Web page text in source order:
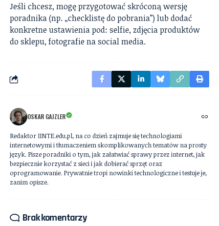
Jeśli chcesz, mogę przygotować skróconą wersję
poradnika (np. „checklistę do pobrania”) lub dodać
konkretne ustawienia pod: selfie, zdjęcia produktów
do sklepu, fotografie na social media.
OSKAR GAJZLER
Redaktor IINTE.edu.pl, na co dzień zajmuje się technologiami
internetowymi i tłumaczeniem skomplikowanych tematów na prosty
język. Pisze poradniki o tym, jak załatwiać sprawy przez internet, jak
bezpiecznie korzystać z sieci i jak dobierać sprzęt oraz
oprogramowanie. Prywatnie tropi nowinki technologiczne i testuje je,
zanim opisze.
Brak komentarzy